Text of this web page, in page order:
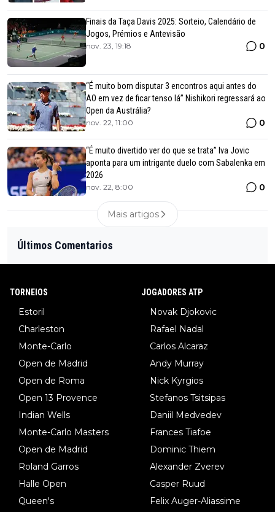
Finais da Taça Davis 2025: Sorteio, Calendário de
Jogos, Prémios e Antevisão
nov. 23, 19:18 0
“É muito bom disputar 3 encontros aqui antes do
AO em vez de ficar tenso lá” Nishikori regressará ao
Open da Austrália?
nov. 22, 11:00 0
“É muito divertido ver do que se trata” Iva Jovic
aponta para um intrigante duelo com Sabalenka em
2026
nov. 22, 8:00 0
Mais artigos
Últimos Comentarios
TORNEIOS
Estoril
Charleston
Monte-Carlo
Open de Madrid
Open de Roma
Open 13 Provence
Indian Wells
Monte-Carlo Masters
Open de Madrid
Roland Garros
Halle Open
Queen's
JOGADORES ATP
Novak Djokovic
Rafael Nadal
Carlos Alcaraz
Andy Murray
Nick Kyrgios
Stefanos Tsitsipas
Daniil Medvedev
Frances Tiafoe
Dominic Thiem
Alexander Zverev
Casper Ruud
Felix Auger-Aliassime